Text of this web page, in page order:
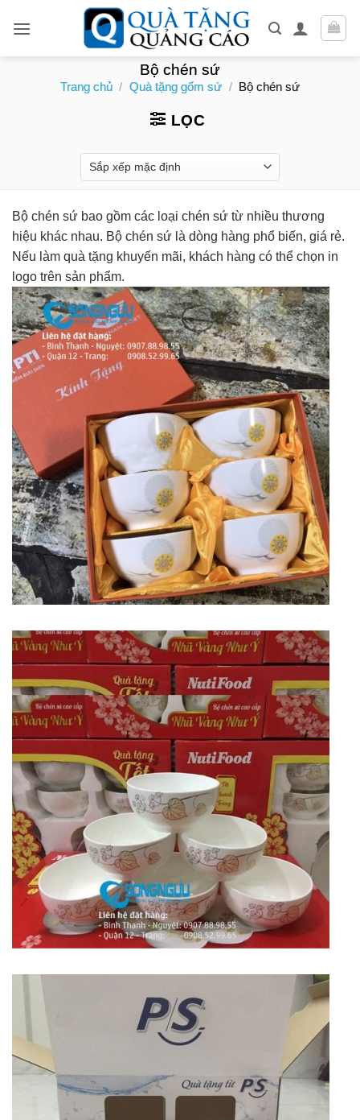
Bộ chén sứ
Trang chủ / Quà tặng gốm sứ / Bộ chén sứ
LỌC
Bộ chén sứ bao gồm các loại chén sứ từ nhiều thương
hiệu khác nhau. Bộ chén sứ là dòng hàng phổ biến, giá rẻ.
Nếu làm quà tặng khuyến mãi, khách hàng có thể chọn in
logo trên sản phẩm.